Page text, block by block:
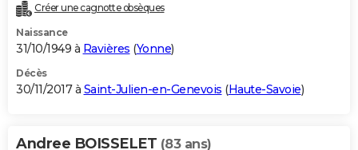
Créer une cagnotte obsèques
Naissance
31/10/1949 à Ravières (Yonne)
Décès
30/11/2017 à Saint-Julien-en-Genevois (Haute-Savoie)
Andree BOISSELET (83 ans)